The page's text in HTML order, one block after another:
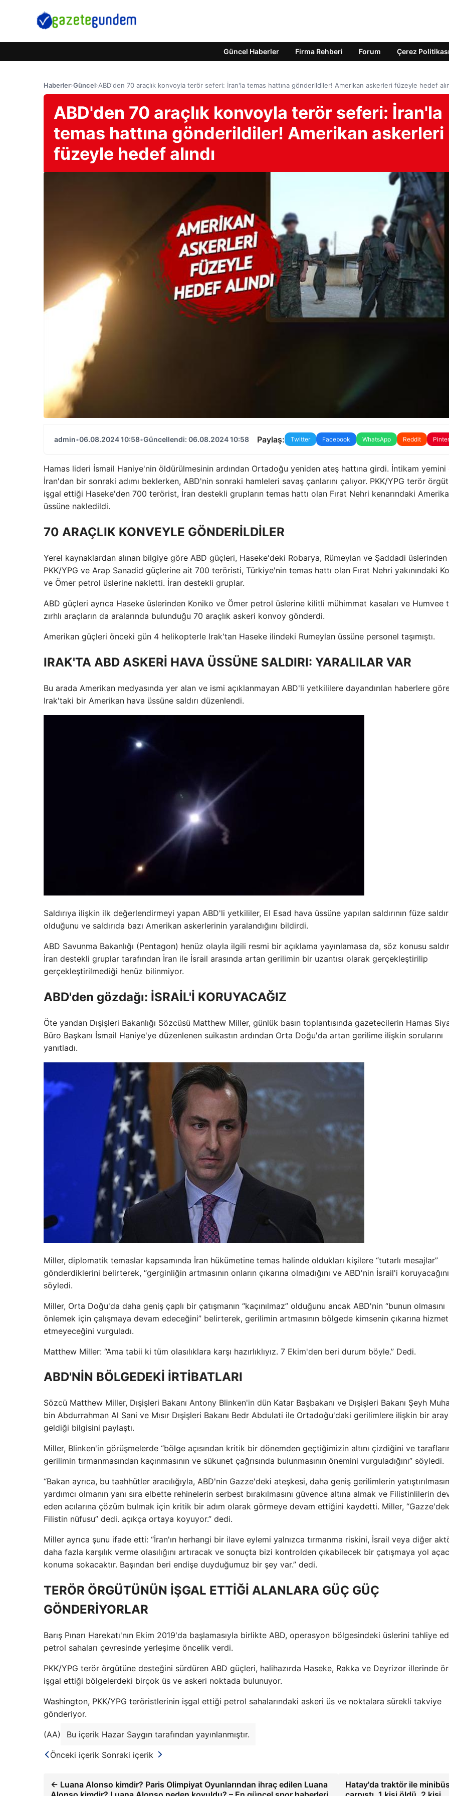
Güncel Haberler Firma Rehberi Forum Çerez Politikası
Haberler›Güncel›ABD'den 70 araçlık konvoyla terör seferi: İran'la temas hattına gönderildiler! Amerikan askerleri füzeyle hedef
ABD'den 70 araçlık konvoyla terör seferi: İran'la
temas hattına gönderildiler! Amerikan askerleri
füzeyle hedef alındı
admin•06.08.2024 10:58•Güncellendi: 06.08.2024 10:58 Paylaş: Twitter Facebook WhatsApp Reddit
Hamas lideri İsmail Haniye'nin öldürülmesinin ardından Ortadoğu yeniden ateş hattına girdi. İntikam yemini
İran'dan bir sonraki adımı beklerken, ABD'nin sonraki hamleleri savaş çanlarını çalıyor. PKK/YPG terör
işgal ettiği Haseke'den 700 terörist, İran destekli grupların temas hattı olan Fırat Nehri kenarındaki
üssüne nakledildi.
70 ARAÇLIK KONVEYLE GÖNDERİLDİLER
Yerel kaynaklardan alınan bilgiye göre ABD güçleri, Haseke'deki Robarya, Rümeylan ve Şaddadi üslerinden
PKK/YPG ve Arap Sanadid güçlerine ait 700 teröristi, Türkiye'nin temas hattı olan Fırat Nehri yakınındaki
ve Ömer petrol üslerine nakletti. İran destekli gruplar.
ABD güçleri ayrıca Haseke üslerinden Koniko ve Ömer petrol üslerine kilitli mühimmat kasaları ve Humvee
zırhlı araçların da aralarında bulunduğu 70 araçlık askeri konvoy gönderdi.
Amerikan güçleri önceki gün 4 helikopterle Irak'tan Haseke ilindeki Rumeylan üssüne personel taşımıştı.
IRAK'TA ABD ASKERİ HAVA ÜSSÜNE SALDIRI: YARALILAR VAR
Bu arada Amerikan medyasında yer alan ve ismi açıklanmayan ABD'li yetkililere dayandırılan haberlere
Irak'taki bir Amerikan hava üssüne saldırı düzenlendi.
Saldırıya ilişkin ilk değerlendirmeyi yapan ABD'li yetkililer, El Esad hava üssüne yapılan saldırının füze
olduğunu ve saldırıda bazı Amerikan askerlerinin yaralandığını bildirdi.
ABD Savunma Bakanlığı (Pentagon) henüz olayla ilgili resmi bir açıklama yayınlamasa da, söz konusu
İran destekli gruplar tarafından İran ile İsrail arasında artan gerilimin bir uzantısı olarak gerçekleştirilip
gerçekleştirilmediği henüz bilinmiyor.
ABD'den gözdağı: İSRAİL'İ KORUYACAĞIZ
Öte yandan Dışişleri Bakanlığı Sözcüsü Matthew Miller, günlük basın toplantısında gazetecilerin Hamas
Büro Başkanı İsmail Haniye'ye düzenlenen suikastın ardından Orta Doğu'da artan gerilime ilişkin sorularını
yanıtladı.
Miller, diplomatik temaslar kapsamında İran hükümetine temas halinde oldukları kişilere “tutarlı mesajlar”
gönderdiklerini belirterek, “gerginliğin artmasının onların çıkarına olmadığını ve ABD'nin İsrail'i
söyledi.
Miller, Orta Doğu'da daha geniş çaplı bir çatışmanın “kaçınılmaz” olduğunu ancak ABD'nin “bunun olmasını
önlemek için çalışmaya devam edeceğini” belirterek, gerilimin artmasının bölgede kimsenin çıkarına hizmet
etmeyeceğini vurguladı.
Matthew Miller: “Ama tabii ki tüm olasılıklara karşı hazırlıklıyız. 7 Ekim'den beri durum böyle.” Dedi.
ABD'NİN BÖLGEDEKİ İRTİBATLARI
Sözcü Matthew Miller, Dışişleri Bakanı Antony Blinken'in dün Katar Başbakanı ve Dışişleri Bakanı Şeyh
bin Abdurrahman Al Sani ve Mısır Dışişleri Bakanı Bedr Abdulati ile Ortadoğu'daki gerilimlere ilişkin bir
geldiği bilgisini paylaştı.
Miller, Blinken'in görüşmelerde “bölge açısından kritik bir dönemden geçtiğimizin altını çizdiğini ve
gerilimin tırmanmasından kaçınmasının ve sükunet çağrısında bulunmasının önemini vurguladığını” söyledi.
“Bakan ayrıca, bu taahhütler aracılığıyla, ABD'nin Gazze'deki ateşkesi, daha geniş gerilimlerin
yardımcı olmanın yanı sıra elbette rehinelerin serbest bırakılmasını güvence altına almak ve Filistinlilerin
eden acılarına çözüm bulmak için kritik bir adım olarak görmeye devam ettiğini kaydetti. Miller,
Filistin nüfusu” dedi. açıkça ortaya koyuyor.” dedi.
Miller ayrıca şunu ifade etti: “İran'ın herhangi bir ilave eylemi yalnızca tırmanma riskini, İsrail veya diğer
daha fazla karşılık verme olasılığını artıracak ve sonuçta bizi kontrolden çıkabilecek bir çatışmaya yol
konuma sokacaktır. Başından beri endişe duyduğumuz bir şey var.” dedi.
TERÖR ÖRGÜTÜNÜN İŞGAL ETTİĞİ ALANLARA GÜÇ GÜÇ
GÖNDERİYORLAR
Barış Pınarı Harekatı'nın Ekim 2019'da başlamasıyla birlikte ABD, operasyon bölgesindeki üslerini tahliye
petrol sahaları çevresinde yerleşime öncelik verdi.
PKK/YPG terör örgütüne desteğini sürdüren ABD güçleri, halihazırda Haseke, Rakka ve Deyrizor illerinde
işgal ettiği bölgelerdeki birçok üs ve askeri noktada bulunuyor.
Washington, PKK/YPG teröristlerinin işgal ettiği petrol sahalarındaki askeri üs ve noktalara sürekli takviye
gönderiyor.
(AA) Bu içerik Hazar Saygın tarafından yayınlanmıştır.
Önceki içerik Sonraki içerik
← Luana Alonso kimdir? Paris Olimpiyat Oyunlarından ihraç edilen Luana
Hatay'da traktör ile minibüs